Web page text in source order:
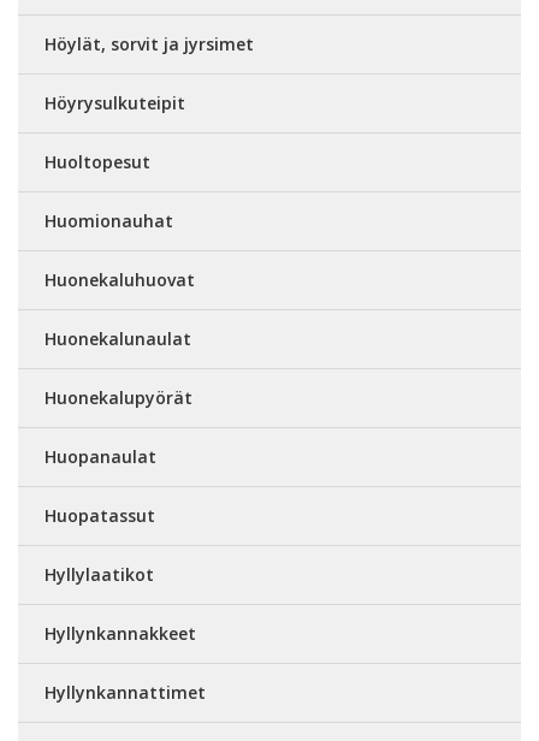
Höylät, sorvit ja jyrsimet
Höyrysulkuteipit
Huoltopesut
Huomionauhat
Huonekaluhuovat
Huonekalunaulat
Huonekalupyörät
Huopanaulat
Huopatassut
Hyllylaatikot
Hyllynkannakkeet
Hyllynkannattimet